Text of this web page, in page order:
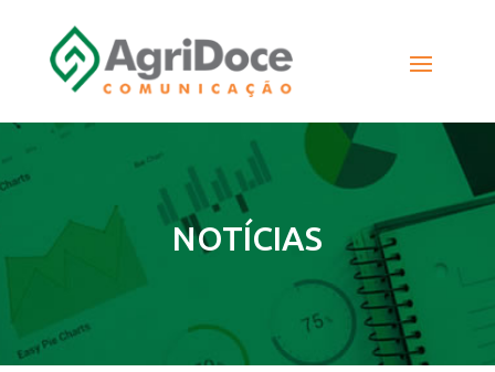
NOTÍCIAS